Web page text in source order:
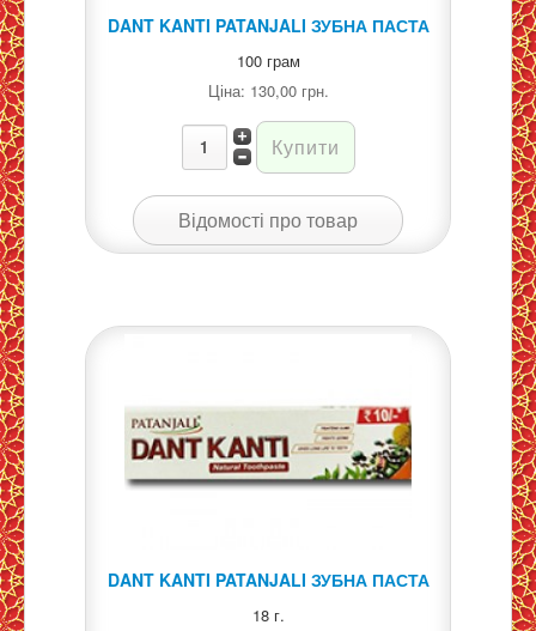
DANT KANTI PATANJALI ЗУБНА ПАСТА
100 грам
Ціна: 130,00 грн.
Відомості про товар
DANT KANTI PATANJALI ЗУБНА ПАСТА
18 г.